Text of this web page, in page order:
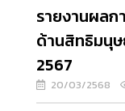
รายงานผลก
ด้านสิทธิมนุษ
2567
20/03/2568